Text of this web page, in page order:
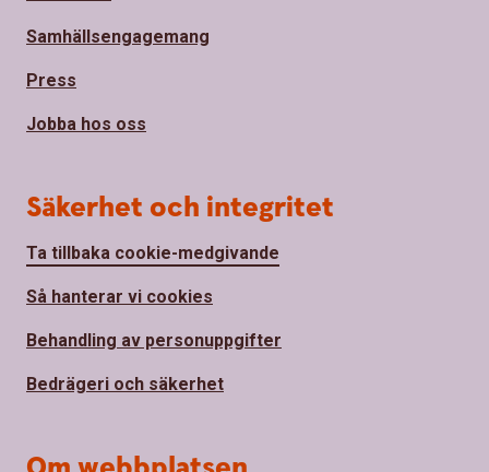
Samhällsengagemang
Press
Jobba hos oss
Säkerhet och integritet
Ta tillbaka cookie-medgivande
Så hanterar vi cookies
Behandling av personuppgifter
Bedrägeri och säkerhet